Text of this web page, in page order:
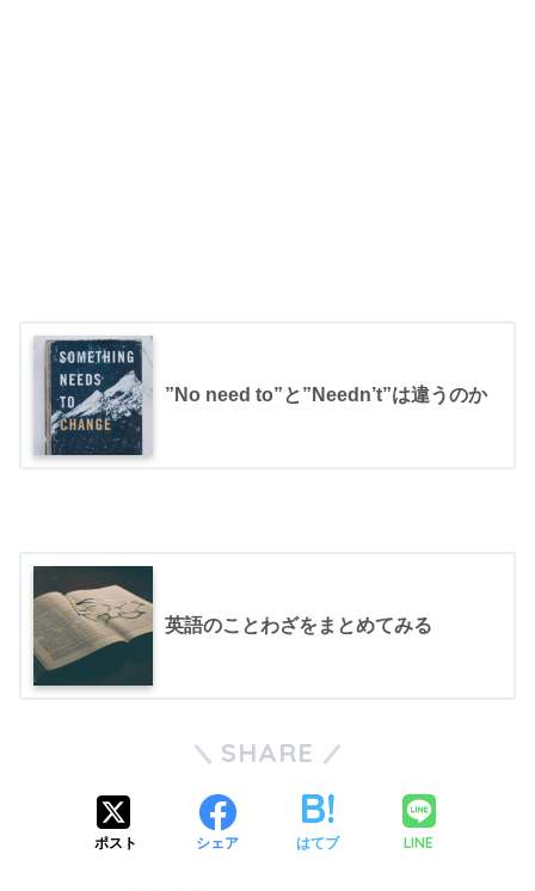
”No need to”と”Needn’t”は違うのか
英語のことわざをまとめてみる
SHARE
ポスト シェア はてブ LINE